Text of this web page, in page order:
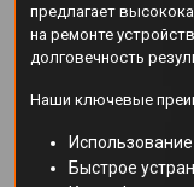
предлагает
на ремонте
долговечность
Наши ключевые
Быстрое